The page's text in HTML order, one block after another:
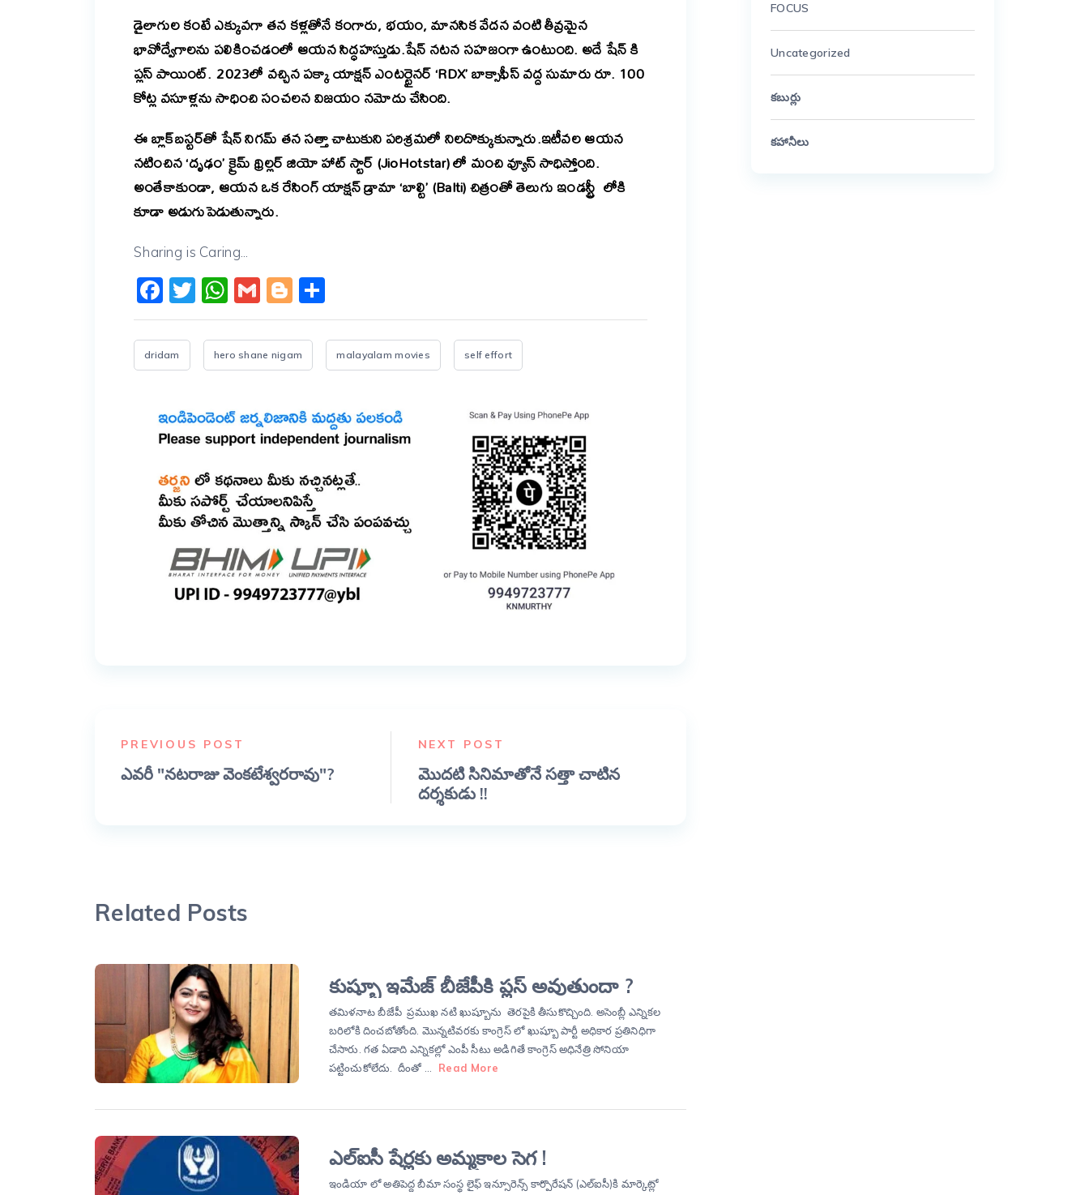
డైలాగుల కంటే ఎక్కువగా తన కళ్లతోనే కంగారు, భయం, మానసిక వేదన వంటి తీవ్రమైన
భావోద్వేగాలను పలికించడంలో ఆయన సిద్ధహస్తుడు.షేన్ నటన సహజంగా ఉంటుంది. అదే షేన్ కి
ప్లస్ పాయింట్.2023లో వచ్చిన పక్కా యాక్షన్ ఎంటర్టైనర్ ‘RDX’ బాక్సాఫీస్ వద్ద సుమారు రూ. 100
కోట్ల వసూళ్లను సాధించి సంచలన విజయం నమోదు చేసింది.
ఈ బ్లాక్‌బస్టర్‌తో షేన్ నిగమ్ తన సత్తా చాటుకుని పరిశ్రమలో నిలదొక్కుకున్నారు.ఇటీవల ఆయన
నటించిన ‘దృఢం’ క్రైమ్ థ్రిల్లర్ జియో హాట్ స్టార్ (JioHotstar) లో మంచి వ్యూస్ సాధిస్తోంది.
అంతేకాకుండా, ఆయన ఒక రేసింగ్ యాక్షన్ డ్రామా ‘బాల్టి’ (Balti) చిత్రంతో తెలుగు ఇండస్ట్రీ లోకి
కూడా అడుగుపెడుతున్నారు.
Sharing is Caring...
Facebook
Twitter
WhatsApp
GmailBlogger
dridam hero shane nigam malayalam movies self effort
PREVIOUS POST
ఎవరీ "నటరాజు వెంకటేశ్వరరావు"?
NEXT POST
మొదటి సినిమాతోనే సత్తా చాటిన
దర్శకుడు !!
Related Posts
కుష్బూ ఇమేజ్​ బీజేపీకి ప్లస్ అవుతుందా ?
తమిళనాట బీజేపీ ప్రముఖ నటి ఖుష్బూను తెరపైకి తీసుకొచ్చింది. అసెంబ్లీ ఎన్నికల
బరిలోకి దించబోతోంది. మొన్నటివరకు కాంగ్రెస్ లో ఖుష్బూ పార్టీ అధికార ప్రతినిధిగా
చేసారు. గత ఏడాది ఎన్నికల్లో ఎంపీ సీటు అడిగితే కాంగ్రెస్ అధినేత్రి సోనియా
పట్టించుకోలేదు. దీంతో …
Read More
ఎల్‌ఐసీ షేర్లకు అమ్మకాల సెగ !
ఇండియా లో అతిపెద్ద బీమా సంస్థ లైఫ్ ఇన్సూరెన్స్ కార్పొరేషన్ (ఎల్‌ఐసీ)కి మార్కెట్లో
FOCUS
Uncategorized
కబుర్లు
కహానీలు